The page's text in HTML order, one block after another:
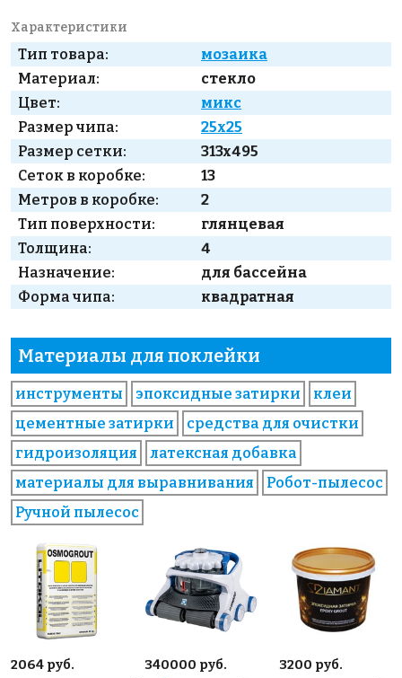
Характеристики
Тип товара:
мозаика
Материал:
стекло
Цвет:
микс
Размер чипа:
25x25
Размер сетки:
313x495
Сеток в коробке:
13
Метров в коробке:
2
Тип поверхности:
глянцевая
Толщина:
4
Назначение:
для бассейна
Форма чипа:
квадратная
Материалы для поклейки
инструменты эпоксидные затирки
клеи
цементные затирки
средства для очистки
гидроизоляция
латексная добавка
материалы для выравнивания
Робот-пылесос
Ручной пылесос
2064 руб.
340000 руб.
3200 руб.